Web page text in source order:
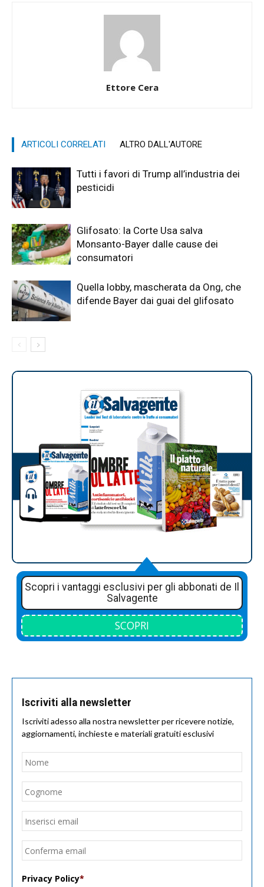
Ettore Cera
ARTICOLI CORRELATI ALTRO DALL'AUTORE
Tutti i favori di Trump all’industria dei
pesticidi
Glifosato: la Corte Usa salva
Monsanto-Bayer dalle cause dei
consumatori
Quella lobby, mascherata da Ong, che
difende Bayer dai guai del glifosato
Scopri i vantaggi esclusivi per gli abbonati de Il
Salvagente
SCOPRI
Iscriviti alla newsletter
Iscriviti adesso alla nostra newsletter per ricevere notizie,
aggiornamenti, inchieste e materiali gratuiti esclusivi
Nome
Email
Privacy Policy*